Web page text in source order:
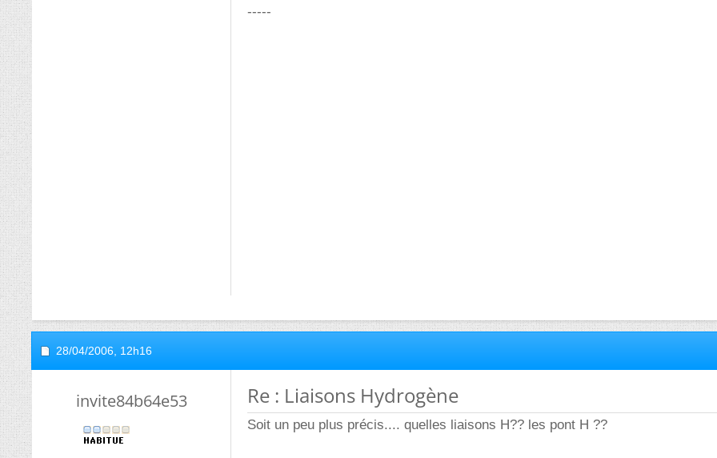
-----
28/04/2006, 12h16
invite84b64e53 Re : Liaisons Hydrogène
Soit un peu plus précis.... quelles liaisons H?? les pont H ??